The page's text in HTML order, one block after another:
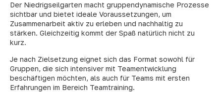
Der Niedrigseilgarten macht gruppendynamische Prozesse
sichtbar und bietet ideale Voraussetzungen, um
Zusammenarbeit aktiv zu erleben und nachhaltig zu
stärken. Gleichzeitig kommt der Spaß natürlich nicht zu
kurz.
Je nach Zielsetzung eignet sich das Format sowohl für
Gruppen, die sich intensiver mit Teamentwicklung
beschäftigen möchten, als auch für Teams mit ersten
Erfahrungen im Bereich Teamtraining.